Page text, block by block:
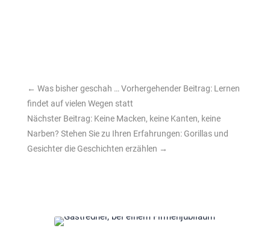
← Was bisher geschah … Vorhergehender Beitrag: Lernen
findet auf vielen Wegen statt
Nächster Beitrag: Keine Macken, keine Kanten, keine
Narben? Stehen Sie zu Ihren Erfahrungen: Gorillas und
Gesichter die Geschichten erzählen →